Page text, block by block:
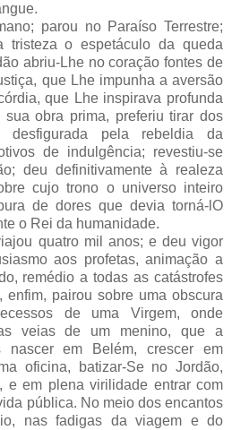
parou no Paraíso Terrestre;
tristeza o espetáculo da queda
abriu-Lhe no coração fontes de
que Lhe impunha a aversão
que Lhe inspirava profunda
obra prima, preferiu tirar dos
desfigurada pela rebeldia da
de indulgência; revestiu-se
deu definitivamente à realeza
cujo trono o universo inteiro
de dores que devia torná-lO
o Rei da humanidade.
quatro mil anos; e deu vigor
aos profetas, animação a
remédio a todas as catástrofes
enfim, pairou sobre uma obscura
de uma Virgem, onde
veias de um menino, que a
nascer em Belém, crescer em
oficina, batizar-Se no Jordão,
e em plena virilidade entrar com
pública. No meio dos encantos
nas fadigas da viagem e do